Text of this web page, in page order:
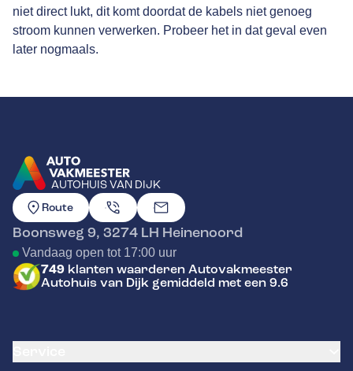
niet direct lukt, dit komt doordat de kabels niet genoeg
stroom kunnen verwerken. Probeer het in dat geval even
later nogmaals.
AUTOHUIS VAN DIJK
GA NAAR DE HOMEPAGINA
Route
Boonsweg 9, 3274 LH Heinenoord
Vandaag open tot 17:00 uur
749 klanten waarderen Autovakmeester
Autohuis van Dijk gemiddeld met een 9.6